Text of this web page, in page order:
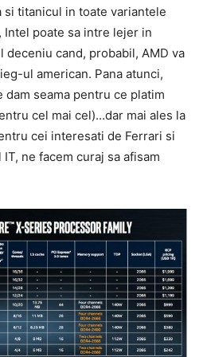
si titanicul in toate variantele
Intel poate sa intre lejer in
deceniu cand, probabil, AMD va
ul american. Pana atunci,
dam seama pentru ce platim
cel mai cel)…dar mai ales la
cei interesati de Ferrari si
ne facem curaj sa afisam